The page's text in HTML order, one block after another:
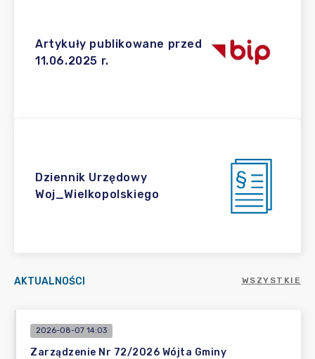
Artykuły publikowane przed
11.06.2025 r.
Dziennik Urzędowy
Woj_Wielkopolskiego
AKTUALNOŚCI WSZYSTKIE
2026-08-07 14:03
Zarządzenie Nr 72/2026 Wójta Gminy